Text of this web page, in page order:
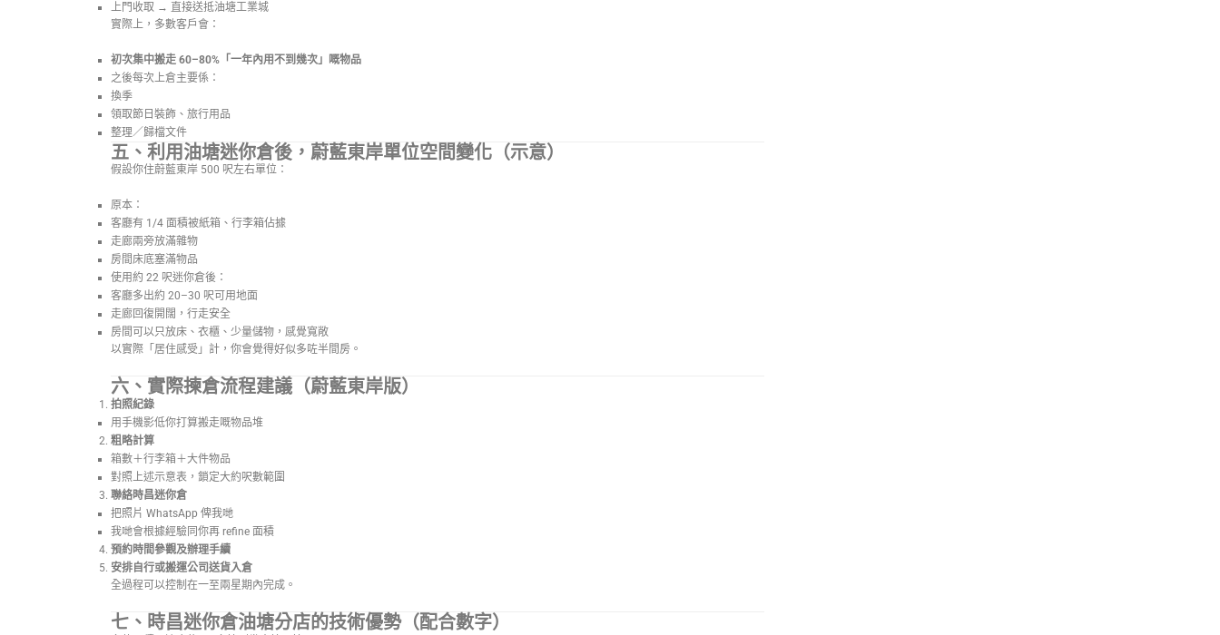
上門收取 → 直接送抵油塘工業城
實際上，多數客戶會：
初次集中搬走 60–80%「一年內用不到幾次」嘅物品
之後每次上倉主要係：
換季
領取節日裝飾、旅行用品
整理／歸檔文件
五、利用油塘迷你倉後，蔚藍東岸單位空間變化（示意）
假設你住蔚藍東岸 500 呎左右單位：
原本：
客廳有 1/4 面積被紙箱、行李箱佔據
走廊兩旁放滿雜物
房間床底塞滿物品
使用約 22 呎迷你倉後：
客廳多出約 20–30 呎可用地面
走廊回復開闊，行走安全
房間可以只放床、衣櫃、少量儲物，感覺寬敞
以實際「居住感受」計，你會覺得好似多咗半間房。
六、實際揀倉流程建議（蔚藍東岸版）
拍照紀錄
用手機影低你打算搬走嘅物品堆
粗略計算
箱數＋行李箱＋大件物品
對照上述示意表，鎖定大約呎數範圍
聯絡時昌迷你倉
把照片 WhatsApp 俾我哋
我哋會根據經驗同你再 refine 面積
預約時間參觀及辦理手續
安排自行或搬運公司送貨入倉
全過程可以控制在一至兩星期內完成。
七、時昌迷你倉油塘分店的技術優勢（配合數字）